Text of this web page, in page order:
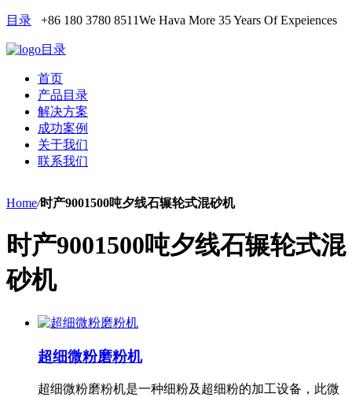
目录 +86 180 3780 8511We Hava More 35 Years Of Expeiences
目录
首页
产品目录
解决方案
成功案例
关于我们
联系我们
Home/时产9001500吨夕线石辗轮式混砂机
时产9001500吨夕线石辗轮式混
砂机
超细微粉磨粉机
超细微粉磨粉机是一种细粉及超细粉的加工设备，此微